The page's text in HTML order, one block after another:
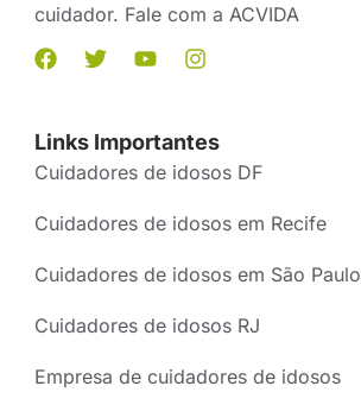
cuidador. Fale com a ACVIDA
Links Importantes
Cuidadores de idosos DF
Cuidadores de idosos em Recife
Cuidadores de idosos em São Paulo
Cuidadores de idosos RJ
Empresa de cuidadores de idosos